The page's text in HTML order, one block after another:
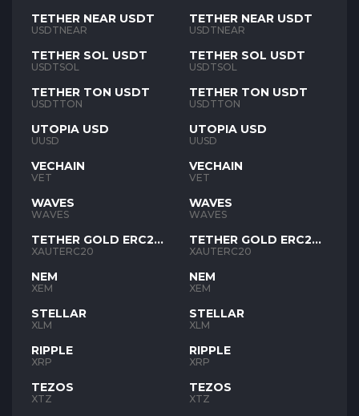
TETHER NEAR USDT
USDTNEAR
TETHER SOL USDT
USDTSOL
TETHER TON USDT
USDTTON
UTOPIA USD
UUSD
VECHAIN
VET
WAVES
WAVES
TETHER GOLD ERC20
XAUT
XAUTERC20
NEM
XEM
STELLAR
XLM
RIPPLE
XRP
TEZOS
XTZ
TETHER NEAR USDT
USDTNEAR
TETHER SOL USDT
USDTSOL
TETHER TON USDT
USDTTON
UTOPIA USD
UUSD
VECHAIN
VET
WAVES
WAVES
TETHER GOLD ERC20
XAUT
XAUTERC20
NEM
XEM
STELLAR
XLM
RIPPLE
XRP
TEZOS
XTZ